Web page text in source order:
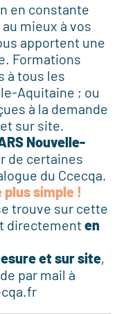
en constante
mieux à vos
apportent une
Formations
à tous les
Aquitaine ; ou
à la demande
sur site.
Nouvelle-
de certaines
du Ccecqa.
plus simple !
trouve sur cette
directementen
et sur site,
par mail à